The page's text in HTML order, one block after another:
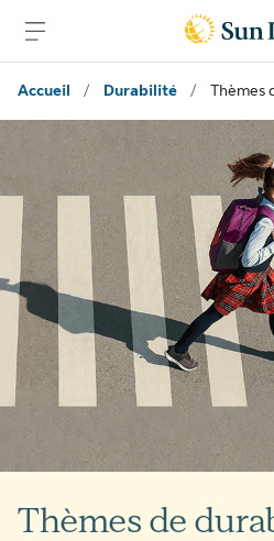
Accueil
/ Durabilité / Thèmes
Thèmes de